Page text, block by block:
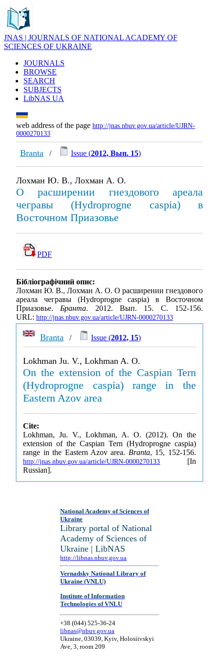
JNAS | JOURNALS OF NATIONAL ACADEMY OF
SCIENCES OF UKRAINE
JOURNALS
BROWSE
SEARCH
SUBJECTS
LibNAS UA
web address of the page http://jnas.nbuv.gov.ua/article/UJRN-
0000270133
Branta / Issue (2012, Вып. 15)
Лохман Ю. В., Лохман А. О.
О расширении гнездового ареала
чегравы (Hydroprogne caspia) в
Восточном Приазовье
PDF
Бібліографічний опис:
Лохман Ю. В., Лохман А. О. О расширении гнездового
ареала чегравы (Hydroprogne caspia) в Восточном
Приазовье.Бранта. 2012. Вып. 15. С. 152-156.
URL: http://jnas.nbuv.gov.ua/article/UJRN-0000270133
Branta / Issue (2012, 15)
Lokhman Ju. V., Lokhman A. O.
On the extension of the Caspian Tern
(Hydroprogne caspia) range in the
Eastern Azov area
Cite:
Lokhman, Ju. V., Lokhman, A. O. (2012). On the
extension of the Caspian Tern (Hydroprogne caspia)
range in the Eastern Azov area. Branta, 15, 152-156.
http://jnas.nbuv.gov.ua/article/UJRN-0000270133 [In
Russian].
National Academy of Sciences of
Ukraine
Library portal of National
Academy of Sciences of
Ukraine | LibNAS
http://libnas.nbuv.gov.ua
Vernadsky National Library of
Ukraine (VNLU)
Institute of Information
Technologies of VNLU
+38 (044) 525-36-24
libnas@nbuv.gov.ua
Ukraine, 03039, Kyiv, Holosiivskyi
Ave, 3, room 209